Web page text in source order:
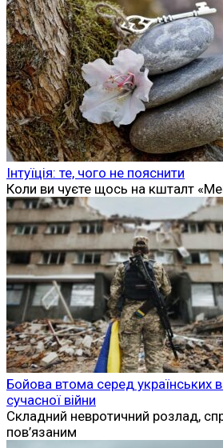
Інтуїція: те, чого не пояснити
Коли ви чуєте щось на кшталт
Бойова втома серед українських
сучасної війни
Складний невротичний розлад,
пов’язаним